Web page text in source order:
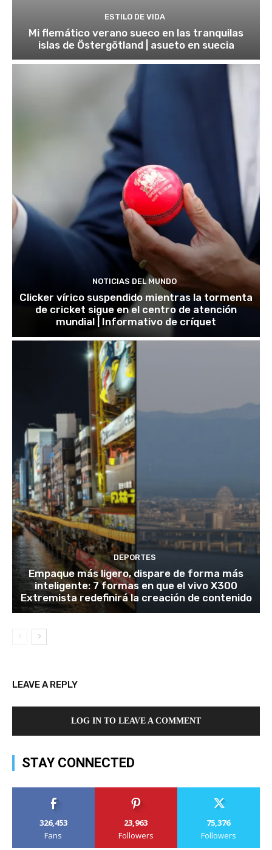
ESTILO DE VIDA
Mi flemático verano sueco en las tranquilas
islas de Östergötland | asueto en suecia
NOTICIAS DEL MUNDO
Clicker vírico suspendido mientras la tormenta
de cricket sigue en el centro de atención
mundial | Informativo de críquet
DEPORTES
Empaque más ligero, dispare de forma más
inteligente: 7 formas en que el vivo X300
Extremista redefinirá la creación de contenido
LEAVE A REPLY
LOG IN TO LEAVE A COMMENT
STAY CONNECTED
326,453
Fans
23,963
Followers
75,376
Followers